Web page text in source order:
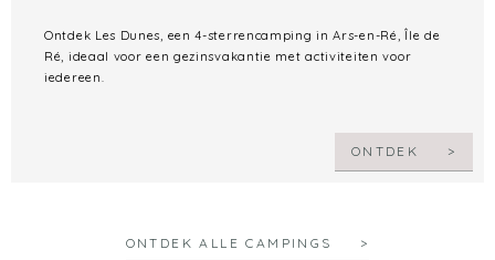
Ontdek Les Dunes, een 4-sterrencamping in Ars-en-Ré, Île de
Ré, ideaal voor een gezinsvakantie met activiteiten voor
iedereen.
ONTDEK
ONTDEK ALLE CAMPINGS